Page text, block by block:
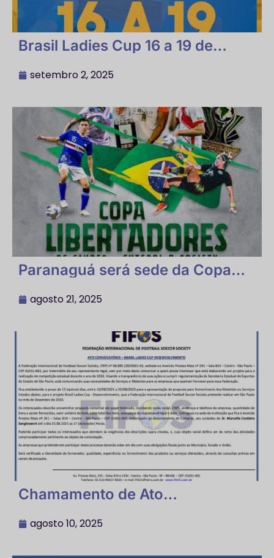
Brasil Ladies Cup 16 a 19 de
setembro 2, 2025
Paranaguá será sede da Copa
em 2025
agosto 21, 2025
Chamamento de Ato
2025
agosto 10, 2025